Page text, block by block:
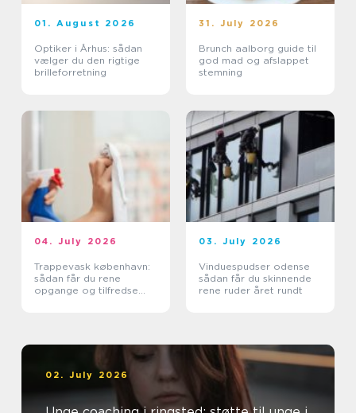
01. August 2026
Optiker i Århus: sådan
vælger du den rigtige
brilleforretning
31. July 2026
Brunch aalborg guide til
god mad og afslappet
stemning
04. July 2026
Trappevask københavn:
sådan får du rene
opgange og tilfredse
03. July 2026
Vinduespudser odense
sådan får du skinnende
rene ruder året rundt
02. July 2026